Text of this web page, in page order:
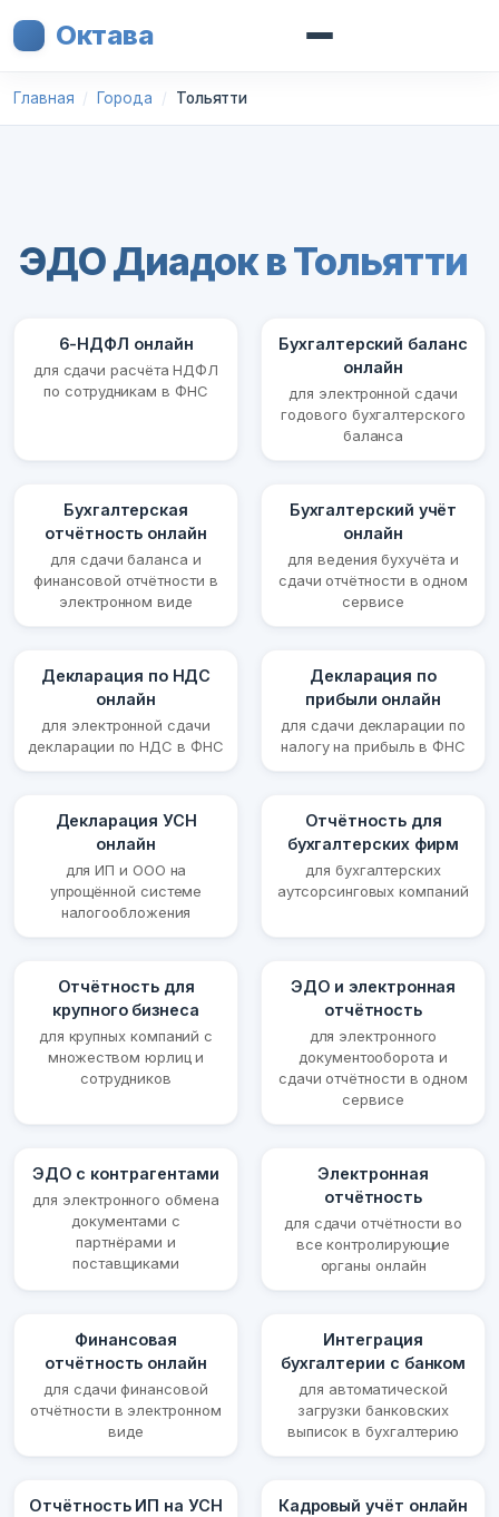
Октава
Главная Города Тольятти
ЭДО Диадок в Тольятти
6-НДФЛ онлайн
для сдачи расчёта НДФЛ
по сотрудникам в ФНС
Бухгалтерский баланс
онлайн
для электронной сдачи
годового бухгалтерского
баланса
Бухгалтерская
отчётность онлайн
для сдачи баланса и
финансовой отчётности в
электронном виде
Бухгалтерский учёт
онлайн
для ведения бухучёта и
сдачи отчётности в одном
сервисе
Декларация по НДС
онлайн
для электронной сдачи
декларации по НДС в ФНС
Декларация по
прибыли онлайн
для сдачи декларации по
налогу на прибыль в ФНС
Декларация УСН
онлайн
для ИП и ООО на
упрощённой системе
налогообложения
Отчётность для
бухгалтерских фирм
для бухгалтерских
аутсорсинговых компаний
Отчётность для
крупного бизнеса
для крупных компаний с
множеством юрлиц и
сотрудников
ЭДО и электронная
отчётность
для электронного
документооборота и
сдачи отчётности в одном
сервисе
ЭДО с контрагентами
для электронного обмена
документами с
партнёрами и
поставщиками
Электронная
отчётность
для сдачи отчётности во
все контролирующие
органы онлайн
Финансовая
отчётность онлайн
для сдачи финансовой
отчётности в электронном
виде
Интеграция
бухгалтерии с банком
для автоматической
загрузки банковских
выписок в бухгалтерию
Отчётность ИП на УСН Кадровый учёт онлайн